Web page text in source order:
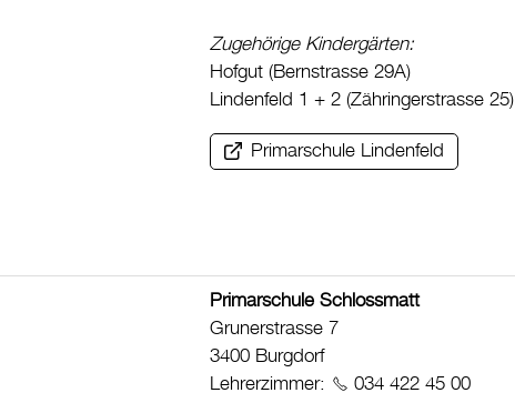
Zugehörige Kindergärten:
Hofgut (Bernstrasse 29A)
Lindenfeld 1 + 2 (Zähringerstrasse 25)
Primarschule Lindenfeld
Primarschule Schlossmatt
Grunerstrasse 7
3400 Burgdorf
Lehrerzimmer:
034 422 45 00